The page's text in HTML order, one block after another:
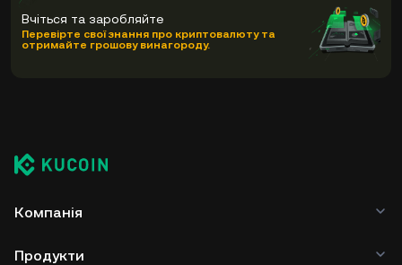
Вчіться та заробляйте
Перевірте свої знання про криптовалюту та
отримайте грошову винагороду.
Компанія
Продукти